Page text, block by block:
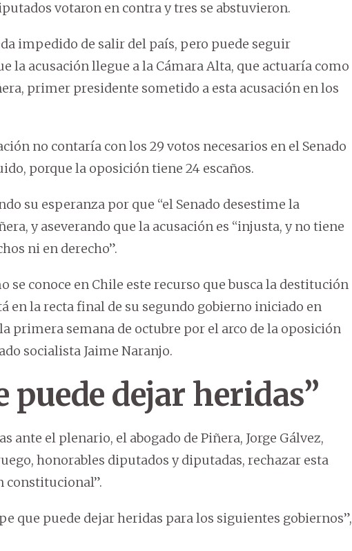
votaron en contra y tres se abstuvieron.
impedido de salir del país, pero puede seguir
la acusación llegue a la Cámara Alta, que actuaría como
primer presidente sometido a esta acusación en los
no contaría con los 29 votos necesarios en el Senado
porque la oposición tiene 24 escaños.
su esperanza por que “el Senado desestime la
y aseverando que la acusación es “injusta, y no tiene
ni en derecho”.
se conoce en Chile este recurso que busca la destitución
en la recta final de su segundo gobierno iniciado en
primera semana de octubre por el arco de la oposición
socialista Jaime Naranjo.
puede dejar heridas”
ante el plenario, el abogado de Piñera, Jorge Gálvez,
honorables diputados y diputadas, rechazar esta
constitucional”.
que puede dejar heridas para los siguientes gobiernos”,